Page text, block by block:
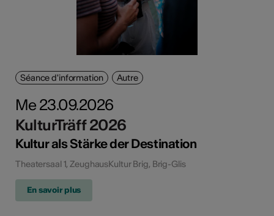
Séance d'information Autre
Me 23.09.2026
KulturTräff 2026
Kultur als Stärke der Destination
Theatersaal 1, ZeughausKultur Brig, Brig-Glis
En savoir plus